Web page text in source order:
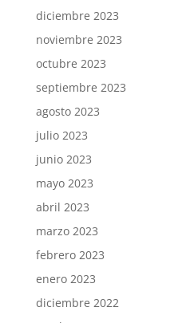
diciembre 2023
noviembre 2023
octubre 2023
septiembre 2023
agosto 2023
julio 2023
junio 2023
mayo 2023
abril 2023
marzo 2023
febrero 2023
enero 2023
diciembre 2022